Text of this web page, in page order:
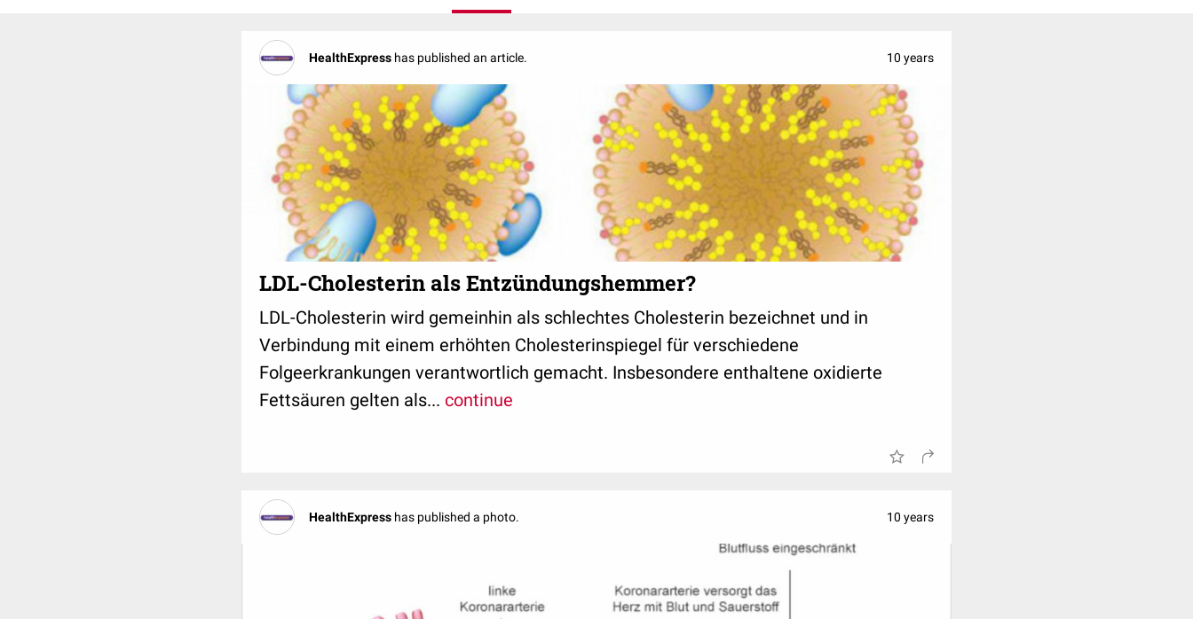
HealthExpress has published an article. 10 years
LDL-Cholesterin als Entzündungshemmer?
LDL-Cholesterin wird gemeinhin als schlechtes Cholesterin bezeichnet und in
Verbindung mit einem erhöhten Cholesterinspiegel für verschiedene
Folgeerkrankungen verantwortlich gemacht. Insbesondere enthaltene oxidierte
Fettsäuren gelten als... continue
HealthExpress has published a photo. 10 years